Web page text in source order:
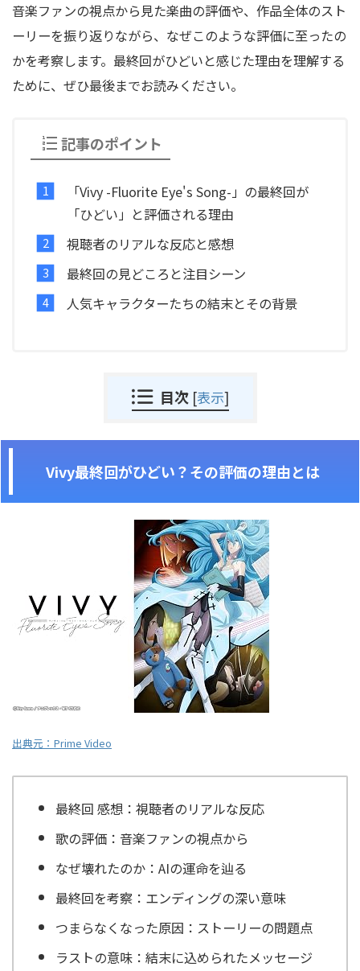
音楽ファンの視点から見た楽曲の評価や、作品全体のスト
ーリーを振り返りながら、なぜこのような評価に至ったの
かを考察します。最終回がひどいと感じた理由を理解する
ために、ぜひ最後までお読みください。
記事のポイント
「Vivy -Fluorite Eye's Song-」の最終回が
「ひどい」と評価される理由
視聴者のリアルな反応と感想
最終回の見どころと注目シーン
人気キャラクターたちの結末とその背景
目次 [表示]
Vivy最終回がひどい？その評価の理由とは
出典元：Prime Video
最終回 感想：視聴者のリアルな反応
歌の評価：音楽ファンの視点から
なぜ壊れたのか：AIの運命を辿る
最終回を考察：エンディングの深い意味
つまらなくなった原因：ストーリーの問題点
ラストの意味：結末に込められたメッセージ